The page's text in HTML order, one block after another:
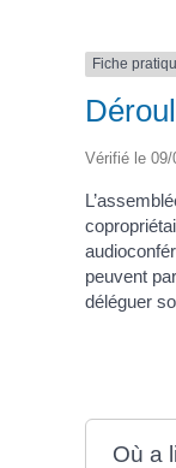
Fiche
Vérifié le 09/
peuvent
déléguer
Où a